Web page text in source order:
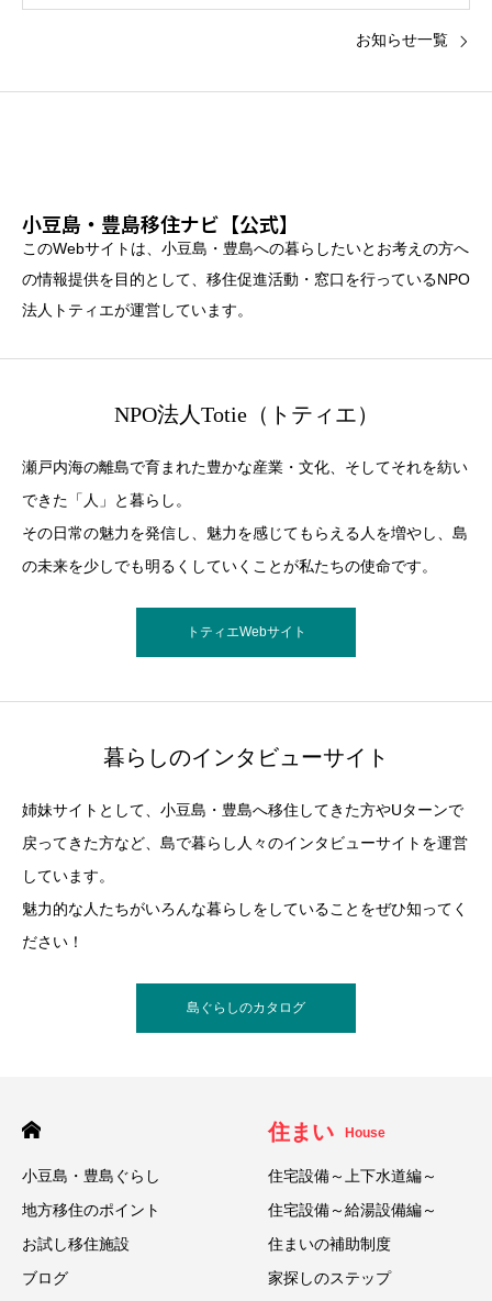
お知らせ一覧
小豆島・豊島移住ナビ【公式】
このWebサイトは、小豆島・豊島への暮らしたいとお考えの方へ
の情報提供を目的として、移住促進活動・窓口を行っているNPO
法人トティエが運営しています。
NPO法人Totie（トティエ）
瀬戸内海の離島で育まれた豊かな産業・文化、そしてそれを紡い
できた「人」と暮らし。
その日常の魅力を発信し、魅力を感じてもらえる人を増やし、島
の未来を少しでも明るくしていくことが私たちの使命です。
トティエWebサイト
暮らしのインタビューサイト
姉妹サイトとして、小豆島・豊島へ移住してきた方やUターンで
戻ってきた方など、島で暮らし人々のインタビューサイトを運営
しています。
魅力的な人たちがいろんな暮らしをしていることをぜひ知ってく
ださい！
島ぐらしのカタログ
小豆島・豊島ぐらし
地方移住のポイント
お試し移住施設
ブログ
住まい House
住宅設備～上下水道編～
住宅設備～給湯設備編～
住まいの補助制度
家探しのステップ